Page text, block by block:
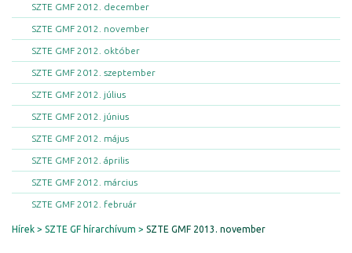
SZTE GMF 2012. december
SZTE GMF 2012. november
SZTE GMF 2012. október
SZTE GMF 2012. szeptember
SZTE GMF 2012. július
SZTE GMF 2012. június
SZTE GMF 2012. május
SZTE GMF 2012. április
SZTE GMF 2012. március
SZTE GMF 2012. február
Hírek SZTE GF hírarchívum SZTE GMF 2013. november